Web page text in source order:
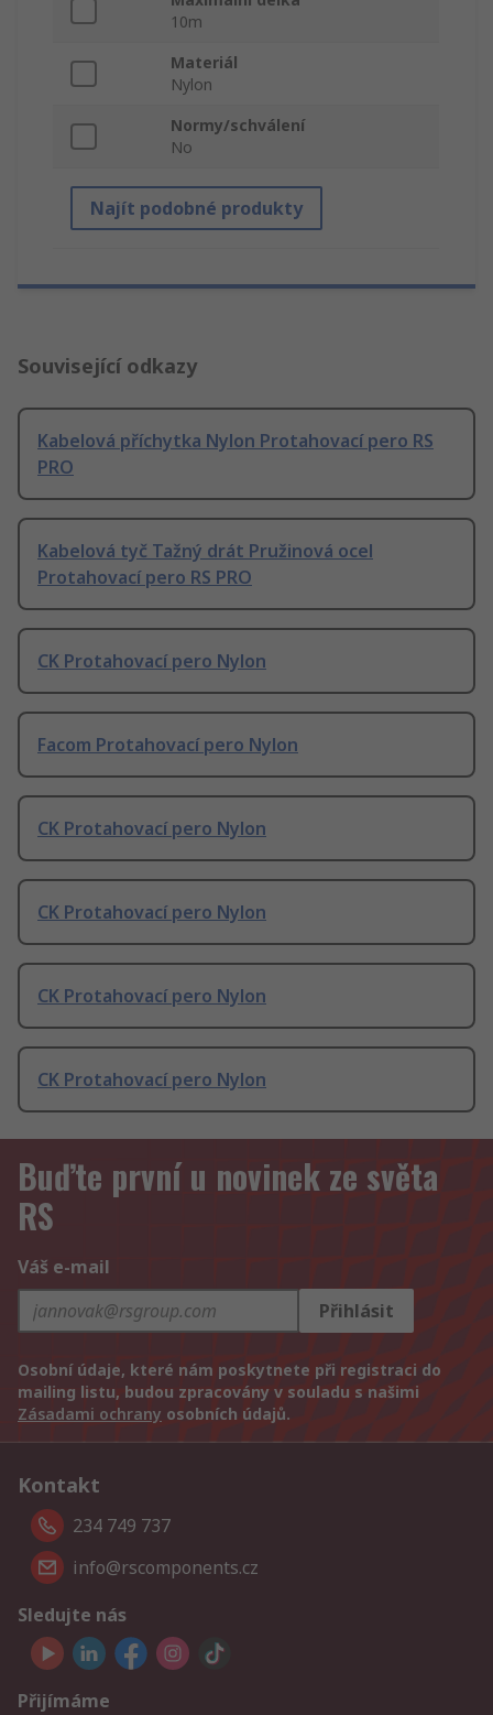
10m
Materiál
Nylon
Normy/schválení
No
Najít podobné produkty
Související odkazy
Kabelová příchytka Nylon Protahovací pero RS
PRO
Kabelová tyč Tažný drát Pružinová ocel
Protahovací pero RS PRO
CK Protahovací pero Nylon
Facom Protahovací pero Nylon
CK Protahovací pero Nylon
CK Protahovací pero Nylon
CK Protahovací pero Nylon
CK Protahovací pero Nylon
Buďte první u novinek ze světa
RS
Váš e-mail
Přihlásit
Osobní údaje, které nám poskytnete při registraci do
mailing listu, budou zpracovány v souladu s našimi
Zásadami ochrany osobních údajů.
Kontakt
234 749 737
info@rscomponents.cz
Sledujte nás
Přijímáme